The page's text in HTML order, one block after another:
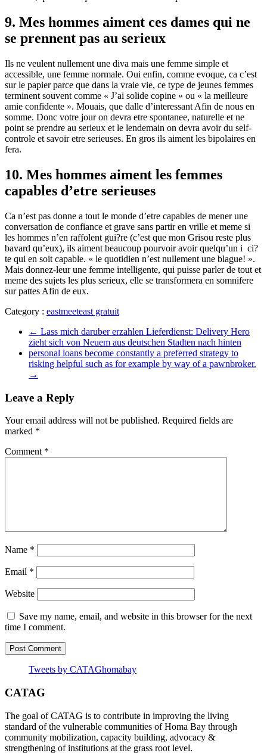
9. Mes hommes aiment ces dames qui ne
se prennent pas au serieux
Ils ne veulent nullement une diva mais une femme simple et
accessible, une femme normale. Oui enfin, comme evoque, ca c’est
sur le papier parce que dans la vraie vie, ce type de jeunes femmes
terminent souvent comme « J’ai solide copine » ou « la meilleure
amie confidente ». Mouais, que dalle d’interessant Afin de nous en
somme. Donc votre jour on devra etre spontanee, naturelle et ne
point se prendre au serieux et le lendemain on devra avoir du self-
controle et savoir etre serieuses. En gros ils aiment les bipolaires en
fera.
10. Mes hommes aiment les femmes
capables d’etre serieuses
Ca n’est pas donne a tout le monde d’etre capables de mener une
conversation de confiance et grave sans partir en vrille et meme si
les hommes n’en raffolent gui?re (c’est que mon Grisou reste plus
bavard qu’eux), ils aiment beaucoup pourvoir avoir quelqu’un i ci?
te qui en soit capable. « le quotidien n’est nullement une blague! ».
Mais donnez-leur une femme intelligente, qui puisse parler de tout et
meme des sujets les plus serieux, elle se transformera en somnifere
sur pattes Afin de eux.
Category : eastmeeteast gratuit
← Lass mich daruber erzahlen Lieferdienst: Delivery Hero
zieht sich von Neuem aus deutschen Stadten nach hinten
personal loans become constantly a preferred strategy to
risking helpful such as for example by way of a pawnbroker.
→
Leave a Reply
Your email address will not be published. Required fields are
marked *
Comment *
Name *
Email *
Website
Save my name, email, and website in this browser for the next
time I comment.
Tweets by CATAGhomabay
CATAG
The goal of CATAG is to contribute in improving the living
standard of the vulnerable communities of Homa Bay through
community mobilization, capacity building, advocacy &
strengthening of institutions at the grass root level.